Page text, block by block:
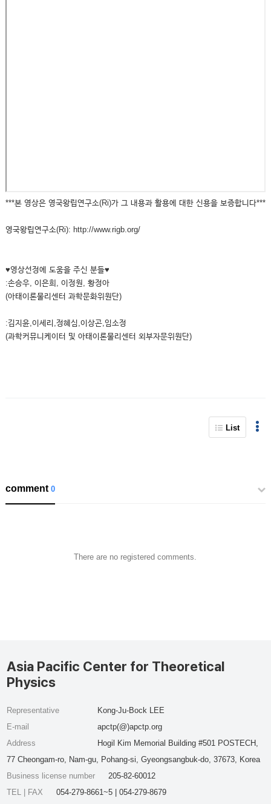
***본 영상은 영국왕립연구소(Ri)가 그 내용과 활용에 대한 신용을 보증합니다***
영국왕립연구소(Ri): http://www.rigb.org/
♥영상선정에 도움을 주신 분들♥
:손승우, 이은희, 이정원, 황정아
(아태이론물리센터 과학문화위원단)
:김지윤,이세리,정혜심,이상곤,임소정
(과학커뮤니케이터 및 아태이론물리센터 외부자문위원단)
List
comment0
There are no registered comments.
Asia Pacific Center for Theoretical
Physics
Representative
Kong-Ju-Bock LEE
E-mail
apctp(@)apctp.org
Address
Hogil Kim Memorial Building #501 POSTECH,
77 Cheongam-ro, Nam-gu, Pohang-si, Gyeongsangbuk-do, 37673, Korea
Business license number
205-82-60012
TEL | FAX
054-279-8661~5 | 054-279-8679